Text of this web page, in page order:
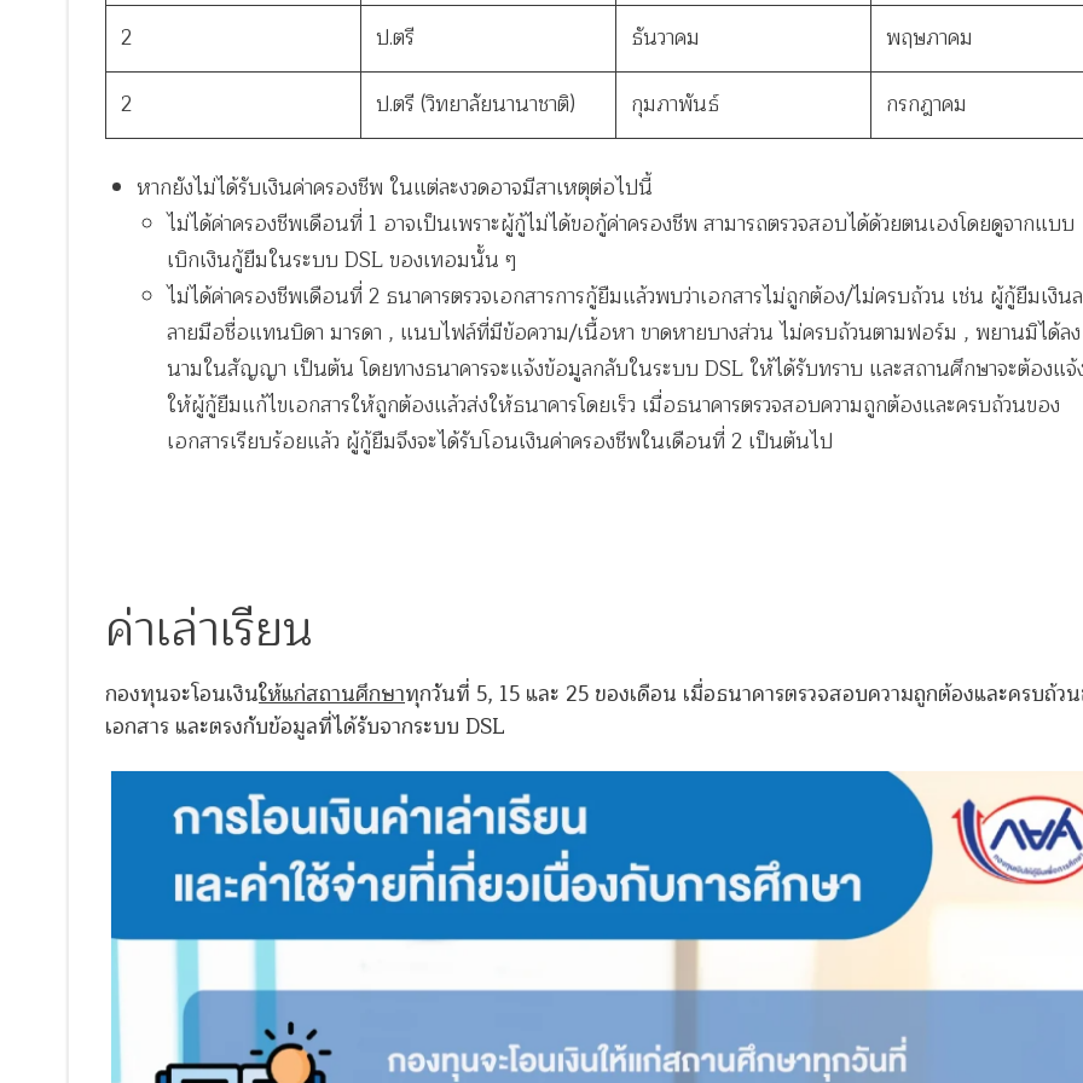
2 ป.ตรี ธันวาคม
พฤษภาคม
2
ป.ตรี (วิทยาลัยนานาชาติ) กุมภาพันธ์ กรกฎาคม
หากยังไม่ได้รับเงินค่าครองชีพ ในแต่ละงวดอาจมีสาเหตุต่อไปนี้
ไม่ได้ค่าครองชีพเดือนที่ 1 อาจเป็นเพราะผู้กู้ไม่ได้ขอกู้ค่าครองชีพ สามารถตรวจสอบได้ด้วยตนเองโดยดูจากแบบ
เบิกเงินกู้ยืมในระบบ DSL ของเทอมนั้น ๆ
ไม่ได้ค่าครองชีพเดือนที่ 2 ธนาคารตรวจเอกสารการกู้ยืมแล้วพบว่าเอกสารไม่ถูกต้อง/ไม่ครบถ้วน เช่น ผู้กู้ยืมเงิน
ลายมือชื่อแทนบิดา มารดา , แนบไฟล์ที่มีข้อความ/เนื้อหา ขาดหายบางส่วน ไม่ครบถ้วนตามฟอร์ม , พยานมิได้ลง
นามในสัญญา เป็นต้น โดยทางธนาคารจะแจ้งข้อมูลกลับในระบบ DSL ให้ได้รับทราบ และสถานศึกษาจะต้องแจ้
ให้ผู้กู้ยืมแก้ไขเอกสารให้ถูกต้องแล้วส่งให้ธนาคารโดยเร็ว เมื่อธนาคารตรวจสอบความถูกต้องและครบถ้วนของ
เอกสารเรียบร้อยแล้ว ผู้กู้ยืมจึงจะได้รับโอนเงินค่าครองชีพในเดือนที่ 2 เป็นต้นไป
ค่าเล่าเรียน
กองทุนจะโอนเงินให้แก่สถานศึกษาทุกวันที่ 5, 15 และ 25 ของเดือน เมื่อธนาคารตรวจสอบความถูกต้องและครบถ้ว
เอกสาร และตรงกับข้อมูลที่ได้รับจากระบบ DSL